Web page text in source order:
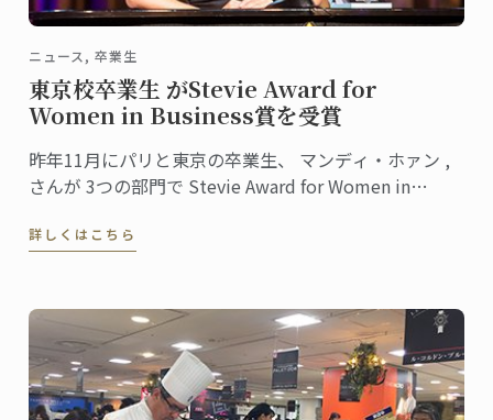
ニュース, 卒業生
東京校卒業生 がStevie Award for
Women in Business賞を受賞
昨年11月にパリと東京の卒業生、 マンディ・ホァン ,
さんが 3つの部門で Stevie Award for Women in
詳しくはこちら